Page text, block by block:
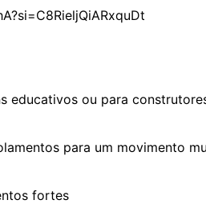
educativos ou para
para um movimento
fortes